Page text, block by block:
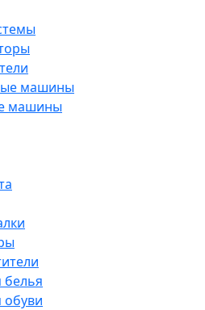
машины
машины
белья
обуви